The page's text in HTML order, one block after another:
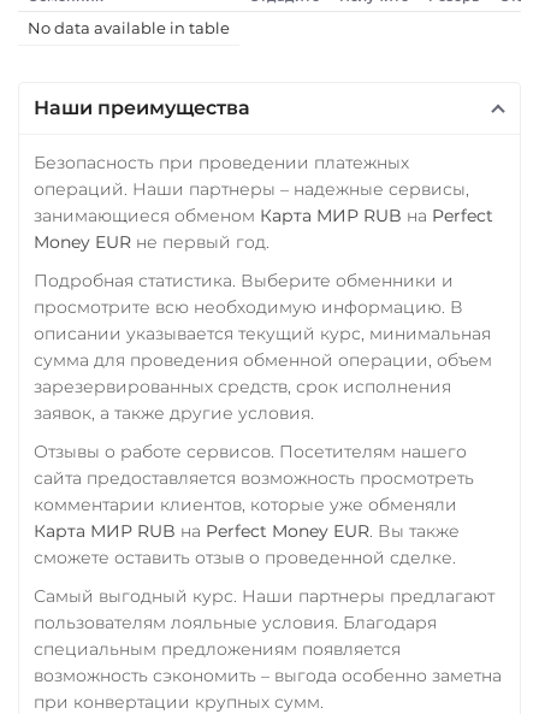
ERC20 TRC20
SOL
CRONOS
Tether Gold (XAUt)
Tezos (XTZ)
THETA
Tron (TRX)
TrueUSD (TUSD)
ERC20
TRUMP
Uniswap (UNI)
ERC20
GEL IDR NZD
KRW
ОТП Банк
UAH
Ощадбанк UAH
Почта Банк RUB
Приват24
UAH
ПУМБ UAH
Райффайзен
RUB UAH
РНКБ RUB
Росбанк RUB
Россельхоз банк RUB
No data available in table
Наши преимущества
Безопасность при проведении платежных
операций. Наши партнеры – надежные сервисы,
занимающиеся обменом Карта МИР RUB на Perfect
Money EUR не первый год.
Подробная статистика. Выберите обменники и
просмотрите всю необходимую информацию. В
описании указывается текущий курс, минимальная
сумма для проведения обменной операции, объем
зарезервированных средств, срок исполнения
заявок, а также другие условия.
Отзывы о работе сервисов. Посетителям нашего
сайта предоставляется возможность просмотреть
комментарии клиентов, которые уже обменяли
Карта МИР RUB на Perfect Money EUR. Вы также
сможете оставить отзыв о проведенной сделке.
Самый выгодный курс. Наши партнеры предлагают
пользователям лояльные условия. Благодаря
специальным предложениям появляется
возможность сэкономить – выгода особенно заметна
при конвертации крупных сумм.